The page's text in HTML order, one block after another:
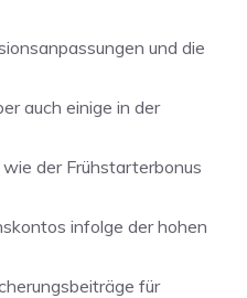
und die
auch einige in der
der Frühstarterbonus
infolge der hohen
für